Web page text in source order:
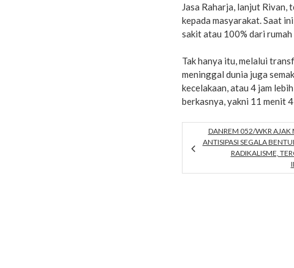
Jasa Raharja, lanjut Rivan,
kepada masyarakat. Saat
sakit atau 100% dari
Tak hanya itu, melalui
meninggal dunia juga
kecelakaan, atau 4 jam
berkasnya, yakni 11 menit
DANREM 052/WKR AJAK
ANTISIPASI SEGALA
RADIKALISME,